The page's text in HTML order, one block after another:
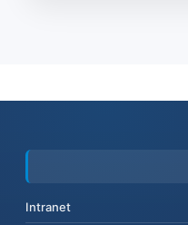
Intranet